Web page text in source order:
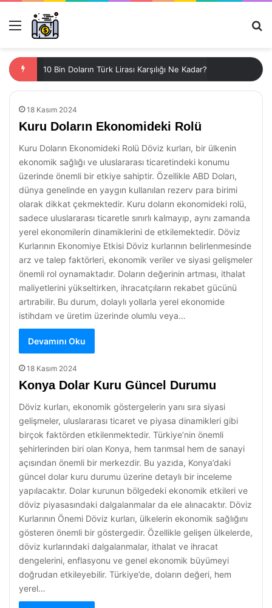
Menü
10 Bin Doların Türk Lirası Karşılığı Ne Kadar?
18 Kasım 2024
Kuru Doların Ekonomideki Rolü
Kuru Doların Ekonomideki Rolü Döviz kurları, bir ülkenin
ekonomik sağlığı ve uluslararası ticaretindeki konumu
üzerinde önemli bir etkiye sahiptir. Özellikle ABD Doları,
dünya genelinde en yaygın kullanılan rezerv para birimi
olarak dikkat çekmektedir. Kuru doların ekonomideki rolü,
sadece uluslararası ticaretle sınırlı kalmayıp, aynı zamanda
yerel ekonomilerin dinamiklerini de etkilemektedir. Döviz
Kurlarının Ekonomiye Etkisi Döviz kurlarının belirlenmesinde
arz ve talep faktörleri, ekonomik veriler ve siyasi gelişmeler
önemli rol oynamaktadır. Doların değerinin artması, ithalat
maliyetlerini yükseltirken, ihracatçıların rekabet gücünü
artırabilir. Bu durum, dolaylı yollarla yerel ekonomide
istihdam ve üretim üzerinde olumlu veya…
Devamını Oku
18 Kasım 2024
Konya Dolar Kuru Güncel Durumu
Döviz kurları, ekonomik göstergelerin yanı sıra siyasi
gelişmeler, uluslararası ticaret ve piyasa dinamikleri gibi
birçok faktörden etkilenmektedir. Türkiye’nin önemli
şehirlerinden biri olan Konya, hem tarımsal hem de sanayi
açısından önemli bir merkezdir. Bu yazıda, Konya’daki
güncel dolar kuru durumu üzerine detaylı bir inceleme
yapılacaktır. Dolar kurunun bölgedeki ekonomik etkileri ve
döviz piyasasındaki dalgalanmalar da ele alınacaktır. Döviz
Kurlarının Önemi Döviz kurları, ülkelerin ekonomik sağlığını
gösteren önemli bir göstergedir. Özellikle gelişen ülkelerde,
döviz kurlarındaki dalgalanmalar, ithalat ve ihracat
dengelerini, enflasyonu ve genel ekonomik büyümeyi
doğrudan etkileyebilir. Türkiye’de, doların değeri, hem
yerel…